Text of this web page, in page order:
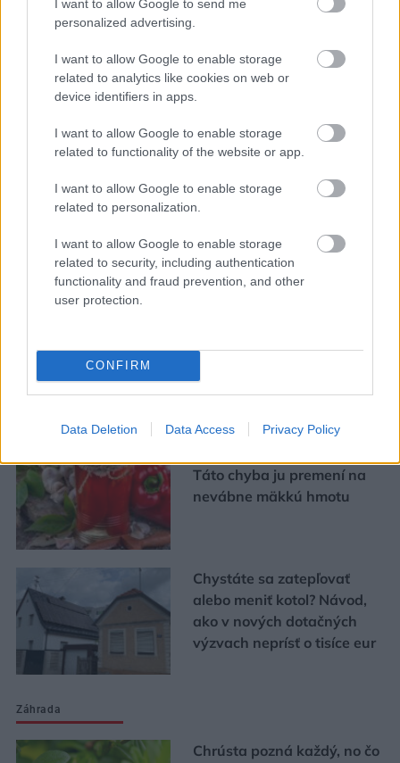
I want to allow Google to send me
personalized advertising.
I want to allow Google to enable storage
related to analytics like cookies on web or
device identifiers in apps.
I want to allow Google to enable storage
related to functionality of the website or app.
I want to allow Google to enable storage
related to personalization.
I want to allow Google to enable storage
related to security, including authentication
functionality and fraud prevention, and other
user protection.
CONFIRM
Data Deletion Data Access Privacy Policy
Mohlo by vás zaujímať
Dva mosty v Trebišove sú
v havarijnom stave. Čaká
ich oprava spolu za 11,4
Strabag: Potichu sme prišli
Táto chyba ju premení na
nevábne mäkkú hmotu
Chystáte sa zatepľovať
alebo meniť kotol? Návod,
ako v nových dotačných
výzvach neprísť o tisíce eur
Záhrada
Chrústa pozná každý, no čo